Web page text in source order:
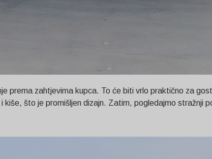
prema zahtjevima kupca. To će biti vrlo praktično za
što je promišljen dizajn. Zatim, pogledajmo stražnji